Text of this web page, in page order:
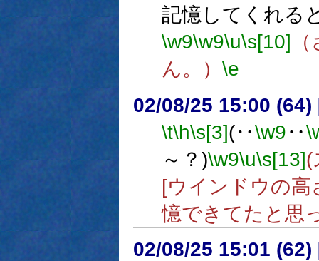
記憶してくれる
\w9\w9\u\s[10]
ん。） \e
02/08/25 15:00 (64)
\t\h\s[3](‥\w9‥
～？)\w9\u\s[13](
[ウインドウの高
憶できてたと思
02/08/25 15:01 (62)